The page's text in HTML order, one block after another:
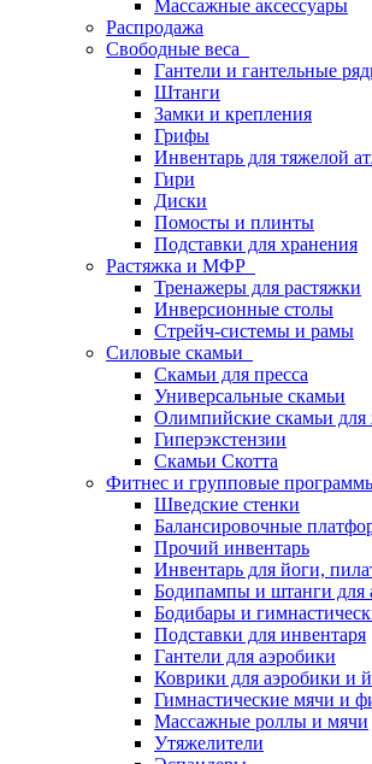
Массажные аксессуары
Распродажа
Свободные веса
Гантели и гантельные
Штанги
Замки и крепления
Грифы
Инвентарь для тяжелой
Гири
Диски
Помосты и плинты
Подставки для хранения
Растяжка и МФР
Тренажеры для растяжки
Инверсионные столы
Стрейч-системы и рамы
Силовые скамьи
Скамьи для пресса
Универсальные скамьи
Олимпийские скамьи
Гиперэкстензии
Скамьи Скотта
Фитнес и групповые
Шведские стенки
Балансировочные
Прочий инвентарь
Инвентарь для йоги,
Бодипампы и штанги для
Бодибары и
Подставки для инвентаря
Гантели для аэробики
Коврики для аэробики и
Гимнастические мячи и
Массажные роллы и мячи
Утяжелители